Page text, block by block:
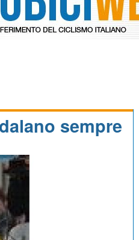
sempre